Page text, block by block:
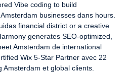
Vibe coding to build
businesses dans hours.
financial district or a creative
generates SEO-optimized,
Amsterdam de international
Wix 5-Star Partner avec 22
et global clients.